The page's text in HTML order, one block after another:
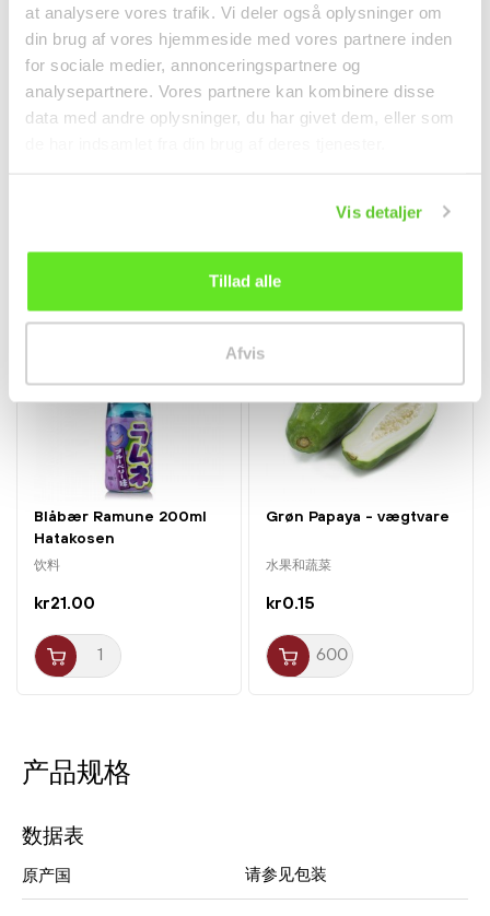
at analysere vores trafik. Vi deler også oplysninger om
din brug af vores hjemmeside med vores partnere inden
for sociale medier, annonceringspartnere og
analysepartnere. Vores partnere kan kombinere disse
data med andre oplysninger, du har givet dem, eller som
Vis detaljer
Tillad alle
Afvis
产品规格
数据表
原产国 请参见包装
仅配送⾄邮编1000-4999
Firkantede Tofu Kugler
200g Twin Dragon
Teriyaki Sauce m. Sesam
250ml Kikkoman
Blåbær Ramune 200ml
Hatakosen
饮料
kr21.00
Grøn Papaya - vægtvare
水果和蔬菜
kr0.15